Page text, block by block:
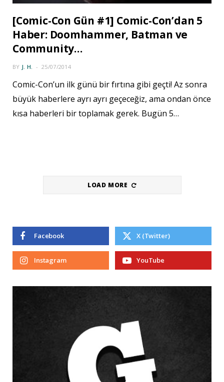
[Comic-Con Gün #1] Comic-Con’dan 5
Haber: Doomhammer, Batman ve
Community…
BY J. H. 25/07/2014
Comic-Con’un ilk günü bir fırtına gibi geçti! Az sonra
büyük haberlere ayrı ayrı geçeceğiz, ama ondan önce
kısa haberleri bir toplamak gerek. Bugün 5…
LOAD MORE
Facebook X (Twitter)
Instagram YouTube